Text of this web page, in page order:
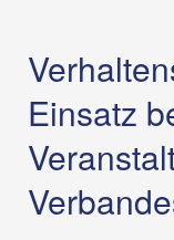
Einsatz